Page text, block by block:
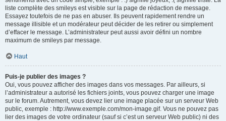
liste complète des smileys est visible sur la page de rédaction de message.
Essayez toutefois de ne pas en abuser. Ils peuvent rapidement rendre un
message illisible et un modérateur peut décider de les retirer ou simplement
d’effacer le message. L’administrateur peut aussi avoir défini un nombre
maximum de smileys par message.
Haut
Puis-je publier des images ?
Oui, vous pouvez afficher des images dans vos messages. Par ailleurs, si
l’administrateur a autorisé les fichiers joints, vous pouvez charger une image
sur le forum. Autrement, vous devez lier une image placée sur un serveur Web
public, exemple : http://www.exemple.com/mon-image.gif. Vous ne pouvez pas
lier des images de votre ordinateur (sauf si c’est un serveur Web public) ni des